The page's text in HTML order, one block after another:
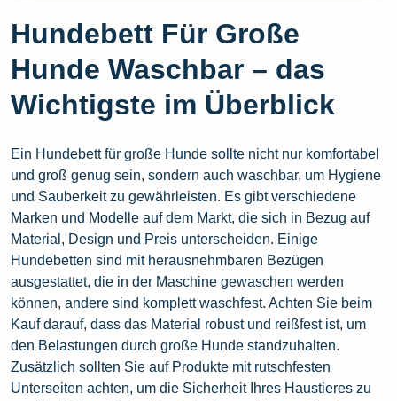
Hundebett Für Große
Hunde Waschbar – das
Wichtigste im Überblick
Ein Hundebett für große Hunde sollte nicht nur komfortabel
und groß genug sein, sondern auch waschbar, um Hygiene
und Sauberkeit zu gewährleisten. Es gibt verschiedene
Marken und Modelle auf dem Markt, die sich in Bezug auf
Material, Design und Preis unterscheiden. Einige
Hundebetten sind mit herausnehmbaren Bezügen
ausgestattet, die in der Maschine gewaschen werden
können, andere sind komplett waschfest. Achten Sie beim
Kauf darauf, dass das Material robust und reißfest ist, um
den Belastungen durch große Hunde standzuhalten.
Zusätzlich sollten Sie auf Produkte mit rutschfesten
Unterseiten achten, um die Sicherheit Ihres Haustieres zu